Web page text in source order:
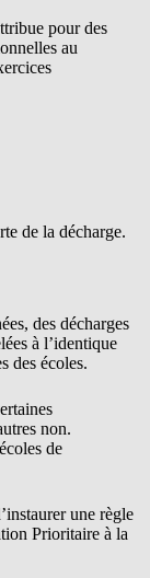
pour des
au
de la décharge.
des décharges
à l’identique
des écoles.
non.
de
une règle
Prioritaire à la